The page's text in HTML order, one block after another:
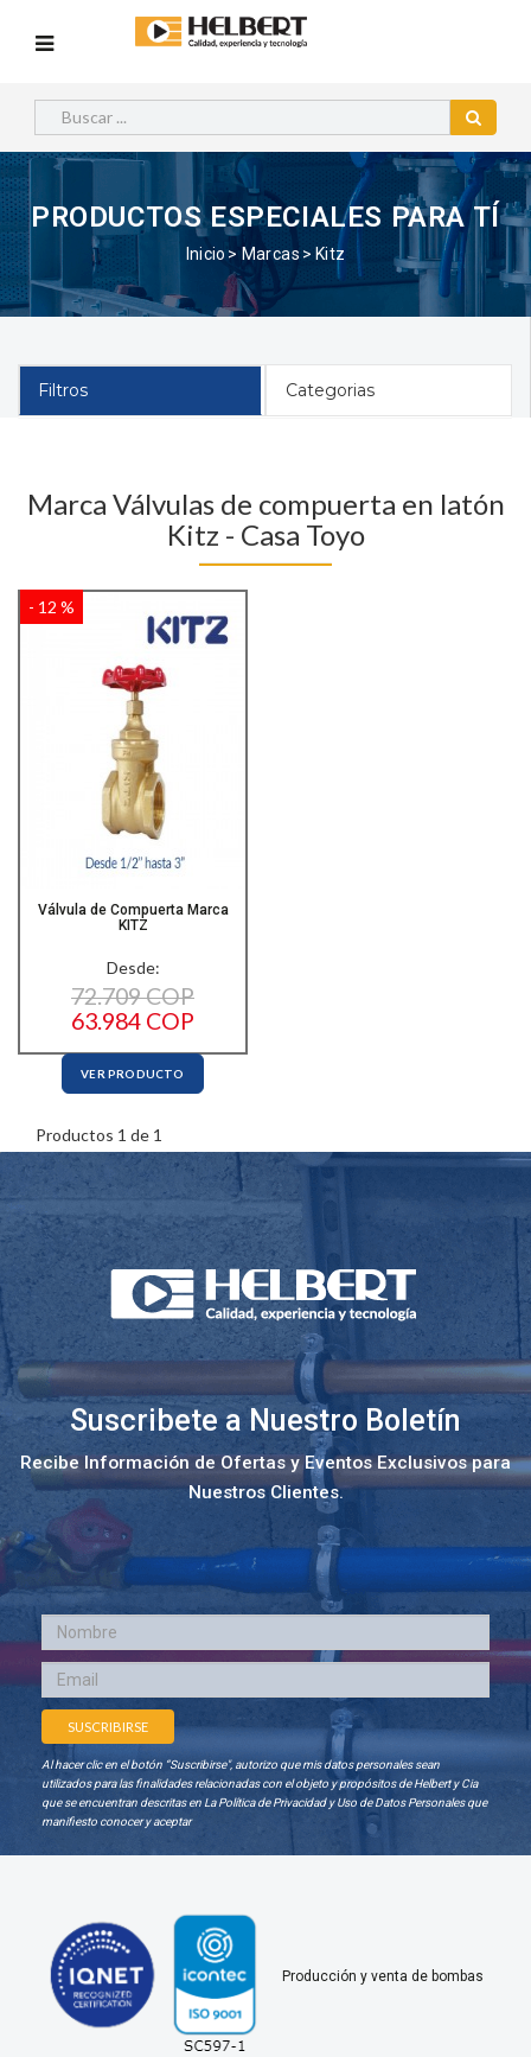
PRODUCTOS ESPECIALES PARA TÍ
Inicio Marcas Kitz
Filtros Categorias
Marca Válvulas de compuerta en latón
Kitz - Casa Toyo
Válvula de Compuerta Marca
KITZ
- 12 %
Desde:
72.709 COP
63.984 COP
VER PRODUCTO
Productos 1 de 1
Suscribete a Nuestro Boletín
Recibe Información de Ofertas y Eventos Exclusivos para
Nuestros Clientes.
Al hacer clic en el botón “Suscribirse", autorizo que mis datos personales sean
utilizados para las finalidades relacionadas con el objeto y propósitos de Helbert y Cia
que se encuentran descritas en La Política de Privacidad y Uso de Datos Personales que
manifiesto conocer y aceptar
Producción y venta de bombas